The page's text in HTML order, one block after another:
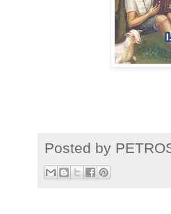
Posted by